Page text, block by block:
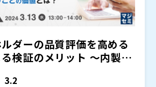
ダーの品質評価を高める
検証のメリット 〜内製化
3.2